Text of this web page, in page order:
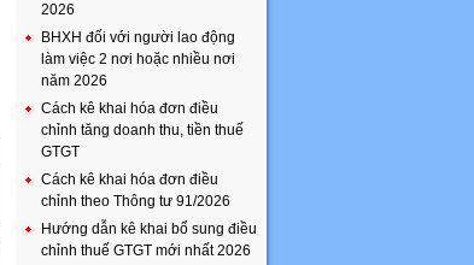
2026
BHXH đối với người lao động
làm việc 2 nơi hoặc nhiều nơi
năm 2026
Cách kê khai hóa đơn điều
chỉnh tăng doanh thu, tiền thuế
GTGT
Cách kê khai hóa đơn điều
chỉnh theo Thông tư 91/2026
Hướng dẫn kê khai bổ sung điều
chỉnh thuế GTGT mới nhất 2026